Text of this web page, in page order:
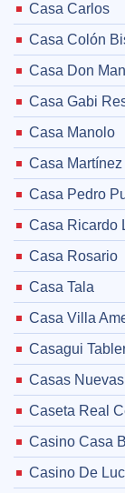
Casa Carlos
Casa Colón
Casa Don
Casa Gabi
Casa Manolo
Casa Martínez
Casa Pedro
Casa Ricardo
Casa Rosario
Casa Tala
Casa Villa
Casagui
Casas
Caseta Real
Casino Casa
Casino De